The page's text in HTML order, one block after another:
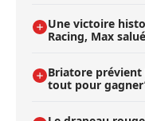
Une victoire
Racing, Max
Briatore prévient
tout pour